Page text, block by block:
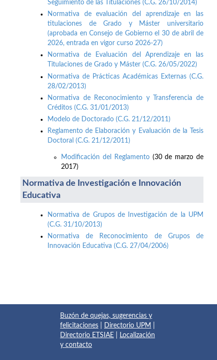
Seguimiento de las Titulaciones (C.G. 26/10/2014)
Normativa de evaluación del aprendizaje en las
titulaciones de Grado y Máster universitario
(aprobada en Consejo de Gobierno el 30 de abril de
2026, entrada en vigor curso 2026-27)
Normativa de Evaluación del Aprendizaje en las
Titulaciones de Grado y Máster (C.G. 26/05/2022)
Normativa de Prácticas Académicas Externas (C.G.
28/02/2013)
Normativa de Reconocimiento y Transferencia de
Créditos (C.G. 31/01/2013)
Modelo de Doctorado (C.G. 21/12/2011)
Reglamento de Elaboración y Evaluación de la Tesis
Doctoral (C.G. 21/12/2011)
Modificación del Reglamento(30 de marzo de
2017)
Normativa de Investigación e Innovación
Educativa
Normativa de Grupos de Investigación de la UPM
(C.G. 31/10/2013)
Normativa de Reconocimiento de Grupos de
Innovación Educativa (C.G. 27/04/2006)
Buzón de quejas, sugerencias y
felicitaciones
Directorio UPM
Directorio ETSIAE
Localización
y contacto